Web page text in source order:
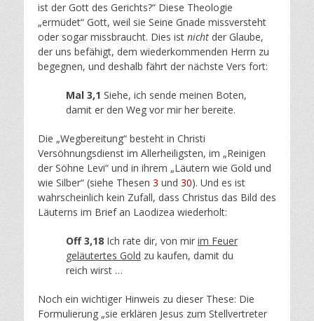
ist der Gott des Gerichts?“ Diese Theologie
„ermüdet“ Gott, weil sie Seine Gnade missversteht
oder sogar missbraucht. Dies ist nicht der Glaube,
der uns befähigt, dem wiederkommenden Herrn zu
begegnen, und deshalb fährt der nächste Vers fort:
Mal 3,1 Siehe, ich sende meinen Boten,
damit er den Weg vor mir her bereite.
Die „Wegbereitung“ besteht in Christi
Versöhnungsdienst im Allerheiligsten, im „Reinigen
der Söhne Levi“ und in ihrem „Läutern wie Gold und
wie Silber“ (siehe Thesen 3 und 30). Und es ist
wahrscheinlich kein Zufall, dass Christus das Bild des
Läuterns im Brief an Laodizea wiederholt:
Off 3,18 Ich rate dir, von mir im Feuer
geläutertes Gold zu kaufen, damit du
reich wirst …
Noch ein wichtiger Hinweis zu dieser These: Die
Formulierung „sie erklären Jesus zum Stellvertreter